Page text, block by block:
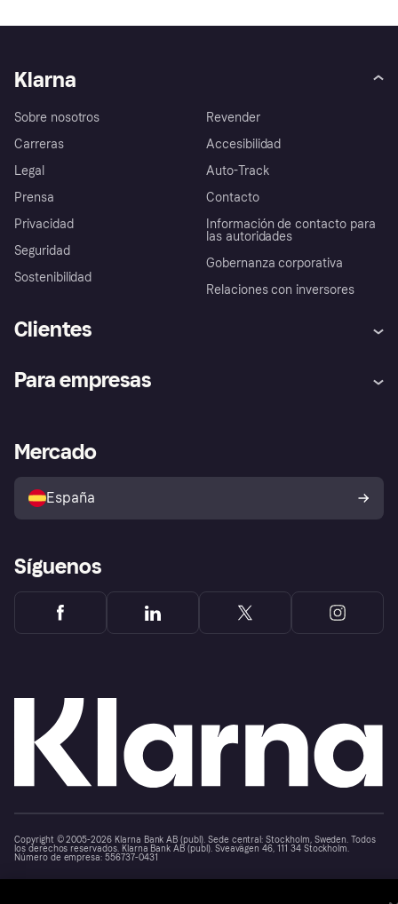
Klarna
Sobre nosotros
Carreras
Legal
Prensa
Privacidad
Seguridad
Sostenibilidad
Revender
Accesibilidad
Auto-Track
Contacto
Información de contacto para
las autoridades
Gobernanza corporativa
Relaciones con inversores
Clientes
Inicio de sesión
Directorio de tiendas
Política de protección al
comprador de Klarna
Reclamaciones
Para empresas
Acceso empresas
Mercado
España
Síguenos
Copyright © 2005-2026 Klarna Bank AB (publ). Sede central: Stockholm, Sweden. Todos
los derechos reservados. Klarna Bank AB (publ). Sveavägen 46, 111 34 Stockholm.
Número de empresa: 556737-0431